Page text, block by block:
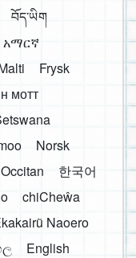
བོད་ཡིག
አማርኛ
Frysk
мотт
Norsk
Occitan
한국어
chiCheŵa
Naoero
English